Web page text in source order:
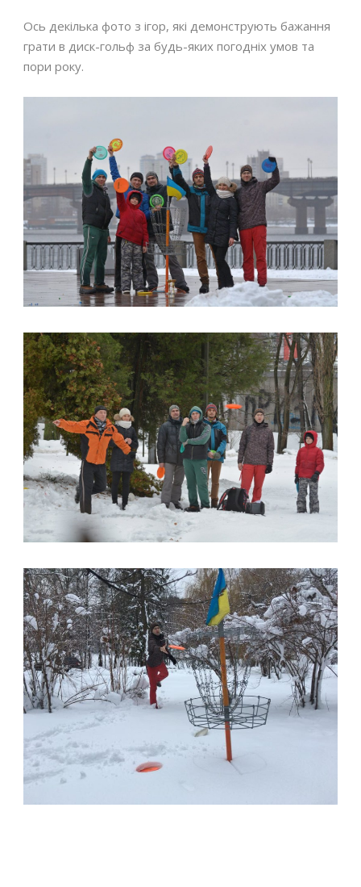
Ось декілька фото з ігор, які демонструють бажання
грати в диск-гольф за будь-яких погодніх умов та
пори року.